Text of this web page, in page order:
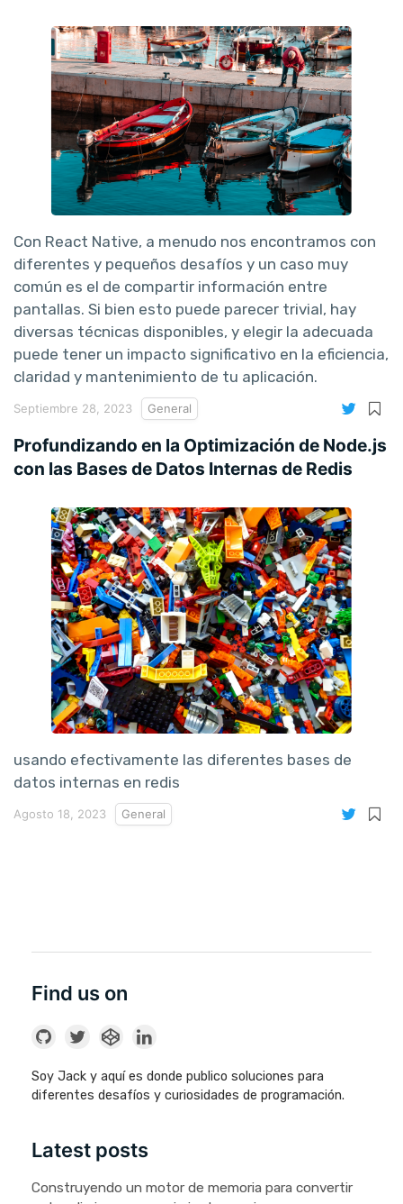
Con React Native, a menudo nos encontramos con
diferentes y pequeños desafíos y un caso muy
común es el de compartir información entre
pantallas. Si bien esto puede parecer trivial, hay
diversas técnicas disponibles, y elegir la adecuada
puede tener un impacto significativo en la eficiencia,
claridad y mantenimiento de tu aplicación.
Septiembre 28, 2023 General
Profundizando en la Optimización de Node.js
con las Bases de Datos Internas de Redis
usando efectivamente las diferentes bases de
datos internas en redis
Agosto 18, 2023 General
Find us on
Soy Jack y aquí es donde publico soluciones para
diferentes desafíos y curiosidades de programación.
Latest posts
Construyendo un motor de memoria para convertir